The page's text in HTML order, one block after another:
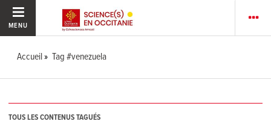
MENU
Accueil Tag #venezuela
TOUS LES CONTENUS TAGUÉS